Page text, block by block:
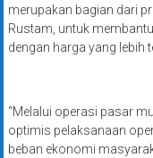
merupakan bagian dari
Rustam, untuk
dengan harga yang lebih
“Melalui operasi pasar
optimis pelaksanaan
beban ekonomi